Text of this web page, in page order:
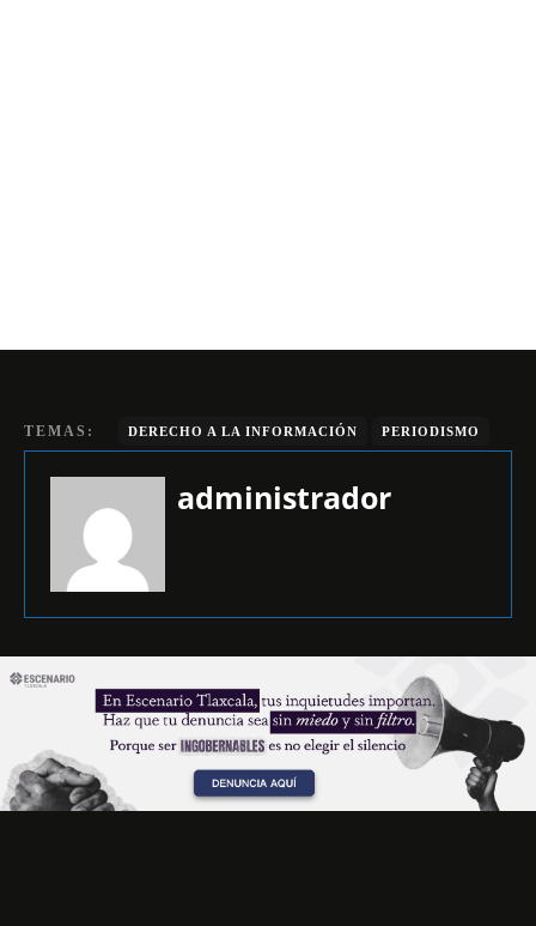
TEMAS: DERECHO A LA INFORMACIÓN PERIODISMO
administrador